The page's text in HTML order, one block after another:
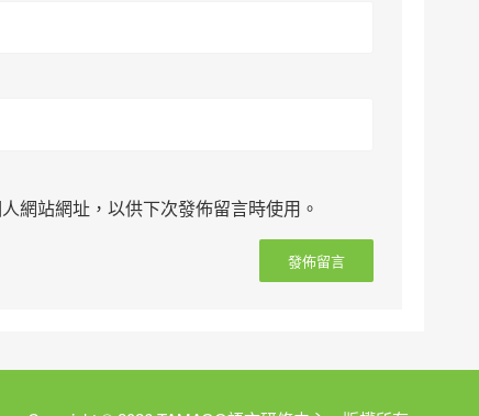
網站網址，以供下次發佈留言時使用。